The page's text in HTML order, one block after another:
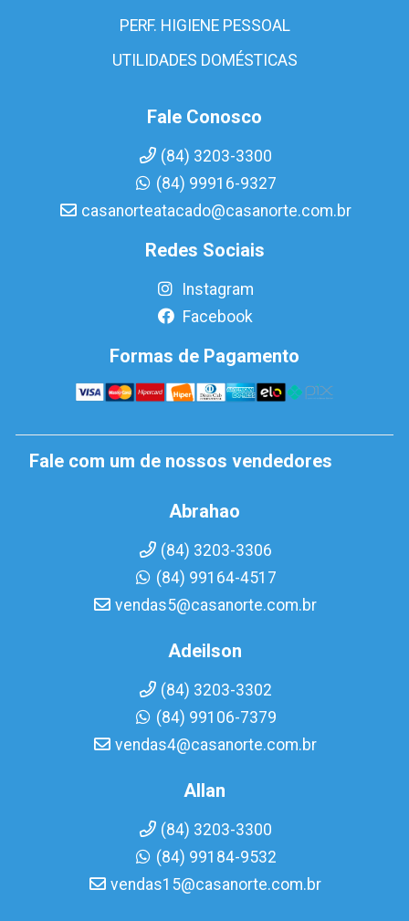
PERF. HIGIENE PESSOAL
UTILIDADES DOMÉSTICAS
Fale Conosco
(84) 3203-3300
(84) 99916-9327
casanorteatacado@casanorte.com.br
Redes Sociais
Instagram
Facebook
Formas de Pagamento
Fale com um de nossos vendedores
Abrahao
(84) 3203-3306
(84) 99164-4517
vendas5@casanorte.com.br
Adeilson
(84) 3203-3302
(84) 99106-7379
vendas4@casanorte.com.br
Allan
(84) 3203-3300
(84) 99184-9532
vendas15@casanorte.com.br